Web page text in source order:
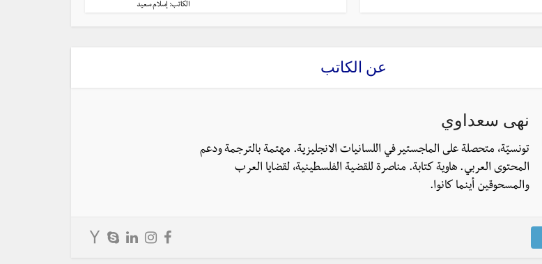
الكاتب: إسلام سعيد
عن الكاتب
نهى سعداوي
تونسيّة، متحصلة على الماجستير في اللسانيات الانجليزية. مهتمة بالترجمة ودعم
المحتوى العربي. هاوية كتابة. مناصرة للقضية الفلسطينية، لقضايا العرب
والمسحوقين أينما كانوا.